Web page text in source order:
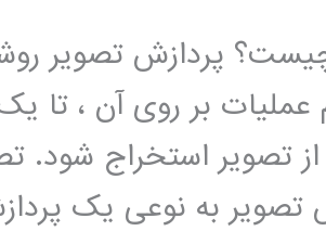
پردازش تصویر
عملیات بر روی آن ، تا
تصویر استخراج
تصویر به نوعی یک